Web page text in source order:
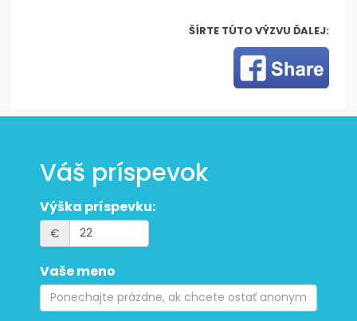
ŠÍRTE TÚTO VÝZVU ĎALEJ:
Váš príspevok
Výška príspevku:
€
Vaše meno